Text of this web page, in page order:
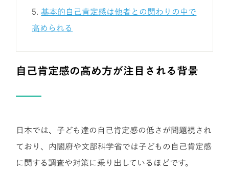
5. 基本的自己肯定感は他者との関わりの中で
高められる
自己肯定感の高め方が注目される背景
日本では、子ども達の自己肯定感の低さが問題視され
ており、内閣府や文部科学省では子どもの自己肯定感
に関する調査や対策に乗り出しているほどです。